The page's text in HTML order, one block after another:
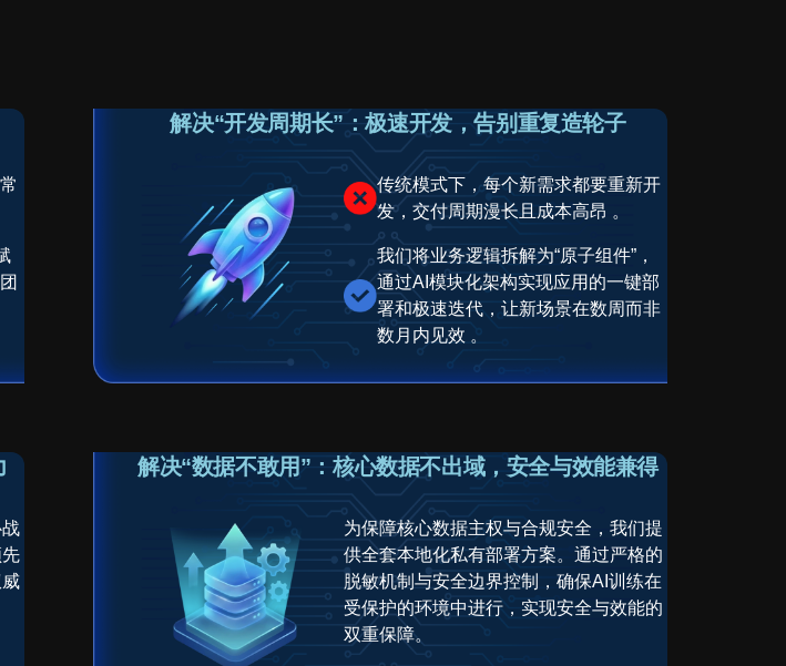
解决“开发周期长”：极速开发，告别重复造轮子
传统模式下，每个新需求都要重新开
发，交付周期漫长且成本高昂 。
我们将业务逻辑拆解为“原子组件”，
通过AI模块化架构实现应用的一键部
署和极速迭代，让新场景在数周而非
数月内见效 。
解决“数据不敢用”：核心数据不出域，安全与效能兼得
为保障核心数据主权与合规安全，我们提
供全套本地化私有部署方案。通过严格的
脱敏机制与安全边界控制，确保AI训练在
受保护的环境中进行，实现安全与效能的
双重保障。